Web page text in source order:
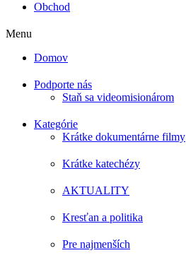
Obchod
Menu
Domov
Podporte nás
Staň sa videomisionárom
Kategórie
Krátke dokumentárne filmy
Krátke katechézy
AKTUALITY
Kresťan a politika
Pre najmenších